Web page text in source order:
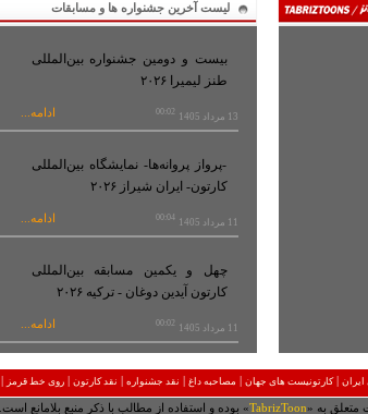
لیست آخرین جشنواره ها و مسابقات
بیست و دومین جشنواره بین‌المللی
طنز لیمیرا ۲۰۲۶
13 مرداد 1405 00:02 ادامه...
-پرواز پروانه‌ها- نمایشگاه بین‌المللی
کارتون- ایران شیراز ۲۰۲۶
11 مرداد 1405 00:04 ادامه...
چهل و یکمین مسابقه بین‌المللی
کارتون آیدین دوغان - ترکیه ۲۰۲۶
11 مرداد 1405 00:02 ادامه...
|کارتونیست های جهان | مصاحبه داغ | نقد جشنواره | نقد کارتون |روی خط قرمز |
متعلق به «TabrizToon» بوده و استفاده از مطالب با ذکر منبع بلامانع است.